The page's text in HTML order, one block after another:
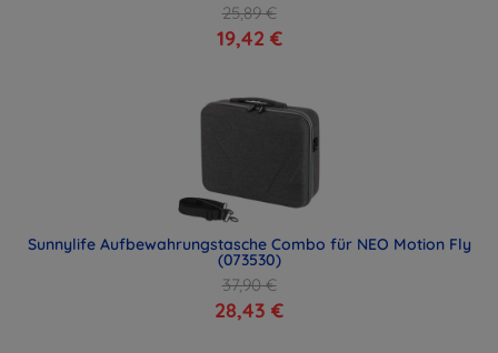
25,89 €
19,42 €
Sunnylife Aufbewahrungstasche Combo für NEO Motion Fly
(073530)
37,90 €
28,43 €